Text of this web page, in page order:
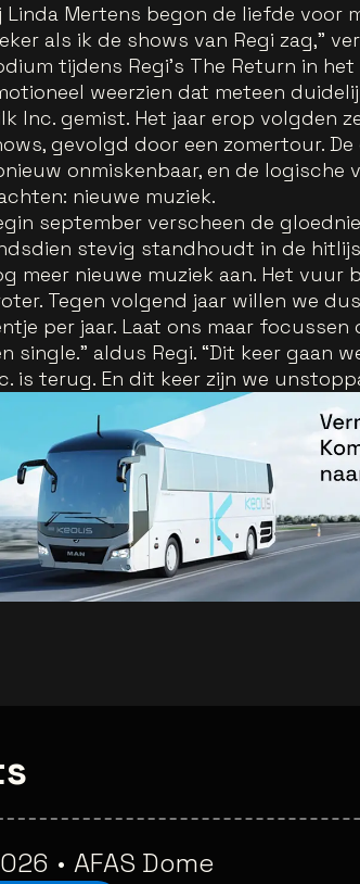
Linda Mertens begon de liefde voor
als ik de shows van Regi zag,”
tijdens Regi’s The Return in
weerzien dat meteen
Inc. gemist. Het jaar erop volgden
gevolgd door een zomertour.
onmiskenbaar, en de
nieuwe muziek.
september verscheen de
stevig standhoudt in de
meer nieuwe muziek aan. Het
Tegen volgend jaar willen we
per jaar. Laat ons maar
single.” aldus Regi. “Dit keer gaan
is terug. En dit keer zijn we
• AFAS Dome